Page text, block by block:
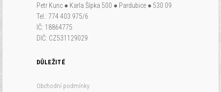
Petr Kunc ● Karla Šípka 500 ● Pardubice ● 530 09
Tel.: 774 403 975/6
IČ: 18864775
DIČ: CZ531129029
DŮLEŽITÉ
Obchodní podmínky